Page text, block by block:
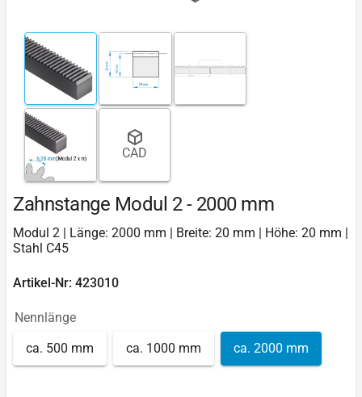
CAD
Zahnstange Modul 2 - 2000 mm
Modul 2 | Länge: 2000 mm | Breite: 20 mm | Höhe: 20 mm |
Stahl C45
Artikel-Nr: 423010
Nennlänge
ca. 500 mm ca. 1000 mm ca. 2000 mm